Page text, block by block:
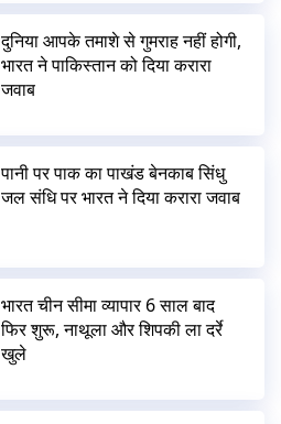
दुनिया आपके तमाशे से गुमराह नहीं होगी,
भारत ने पाकिस्तान को दिया करारा
जवाब
पानी पर पाक का पाखंड बेनकाब सिंधु
जल संधि पर भारत ने दिया करारा जवाब
भारत चीन सीमा व्यापार 6 साल बाद
फिर शुरू, नाथूला और शिपकी ला दर्रे
खुले